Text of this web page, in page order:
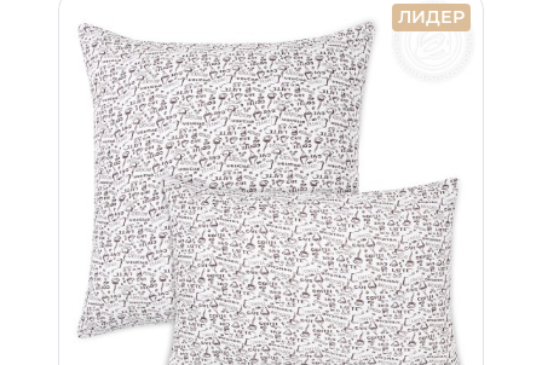
ЛИДЕР